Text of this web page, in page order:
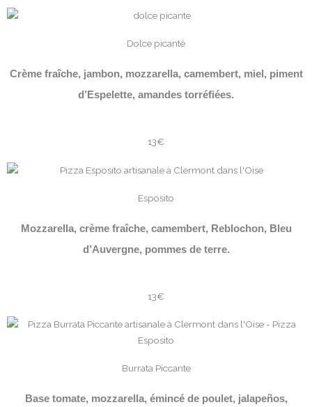
Dolce picanté
Crème fraîche, jambon, mozzarella, camembert, miel, piment
d’Espelette, amandes torréfiées.
13€
Esposito
Mozzarella, crème fraîche, camembert, Reblochon, Bleu
d’Auvergne, pommes de terre.
13€
Burrata Piccante
Base tomate, mozzarella, émincé de poulet, jalapeños,